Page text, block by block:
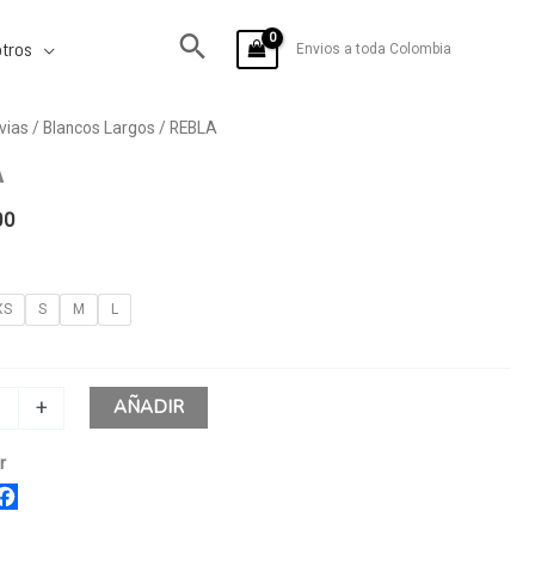
Envios a toda Colombia
/ Blancos Largos / REBLA
S M L
+ AÑADIR